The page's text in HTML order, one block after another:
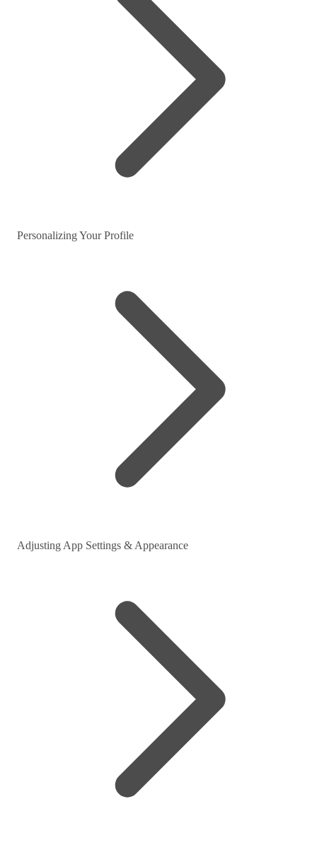
Personalizing Your Profile
Adjusting App Settings & Appearance